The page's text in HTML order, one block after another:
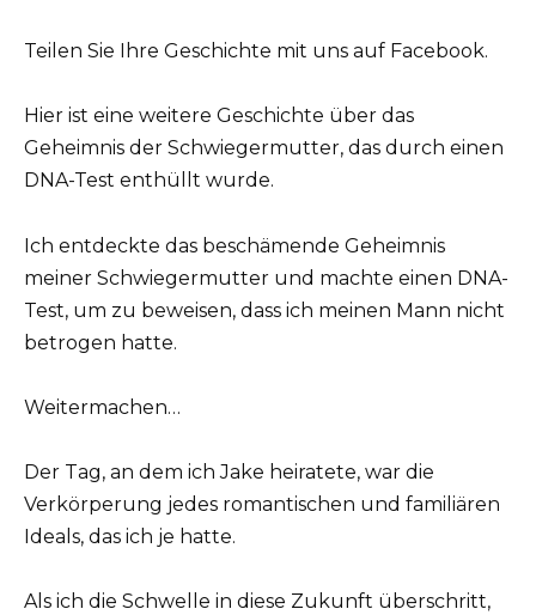
Teilen Sie Ihre Geschichte mit uns auf Facebook.
Hier ist eine weitere Geschichte über das
Geheimnis der Schwiegermutter, das durch einen
DNA-Test enthüllt wurde.
Ich entdeckte das beschämende Geheimnis
meiner Schwiegermutter und machte einen DNA-
Test, um zu beweisen, dass ich meinen Mann nicht
betrogen hatte.
Weitermachen…
Der Tag, an dem ich Jake heiratete, war die
Verkörperung jedes romantischen und familiären
Ideals, das ich je hatte.
Als ich die Schwelle in diese Zukunft überschritt,